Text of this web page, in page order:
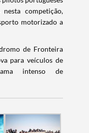
competição,
motorizado a
de Fronteira
para veículos de
intenso de